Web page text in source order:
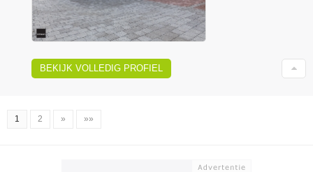
BEKIJK VOLLEDIG PROFIEL
1 2 » »»